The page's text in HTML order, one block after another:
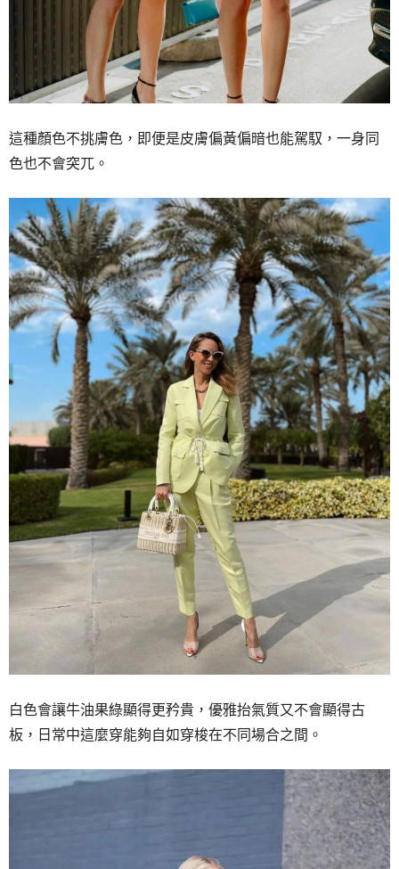
這種顏色不挑膚色， 即便是皮膚偏黃偏暗也能駕馭， 一身同
色也不會突兀。
白色會讓牛油果綠顯得更矜貴， 優雅抬氣質又不會顯得古
板， 日常中這麼穿能夠自如穿梭在不同場合之間。